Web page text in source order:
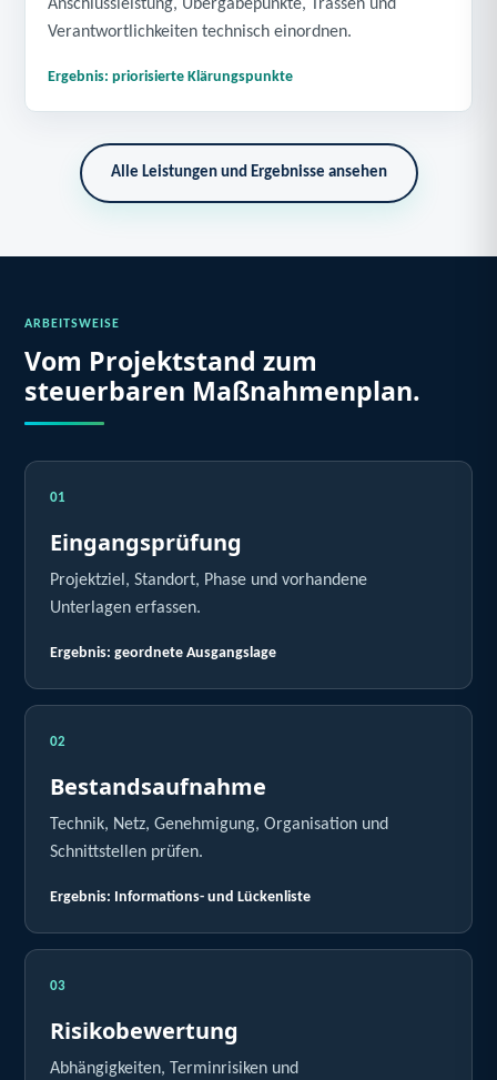
Anschlussleistung, Übergabepunkte, Trassen und
Verantwortlichkeiten technisch einordnen.
Ergebnis: priorisierte Klärungspunkte
Alle Leistungen und Ergebnisse ansehen
ARBEITSWEISE
Vom Projektstand zum
steuerbaren Maßnahmenplan.
01
Eingangsprüfung
Projektziel, Standort, Phase und vorhandene
Unterlagen erfassen.
Ergebnis: geordnete Ausgangslage
02
Bestandsaufnahme
Technik, Netz, Genehmigung, Organisation und
Schnittstellen prüfen.
Ergebnis: Informations- und Lückenliste
03
Risikobewertung
Abhängigkeiten, Terminrisiken und